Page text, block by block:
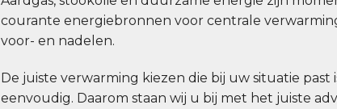
courante energiebronnen voor centrale
voor- en nadelen.
De juiste verwarming kiezen die bij uw situatie past
eenvoudig. Daarom staan wij u bij met het juiste